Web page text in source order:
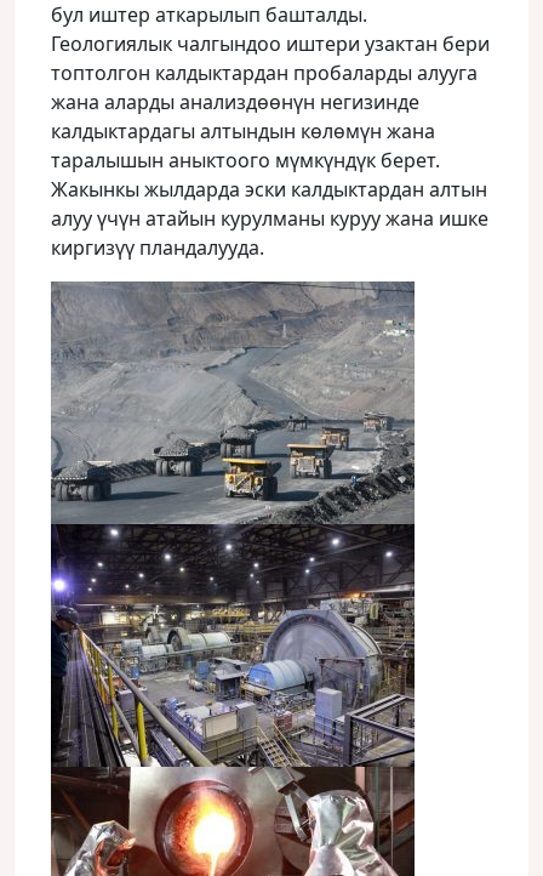
бул иштер аткарылып башталды.
Геологиялык чалгындоо иштери узактан бери
топтолгон калдыктардан пробаларды алууга
жана аларды анализдөөнүн негизинде
калдыктардагы алтындын көлөмүн жана
таралышын аныктоого мүмкүндүк берет.
Жакынкы жылдарда эски калдыктардан алтын
алуу үчүн атайын курулманы куруу жана ишке
киргизүү пландалууда.